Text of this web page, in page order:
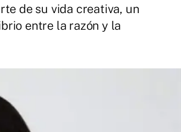
de su vida creativa, un
entre la razón y la